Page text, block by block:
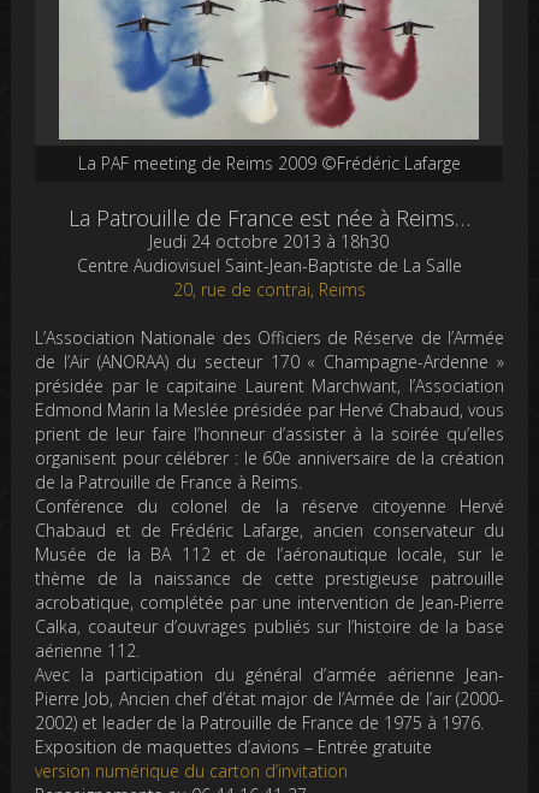
La PAF meeting de Reims 2009 ©Frédéric Lafarge
La Patrouille de France est née à Reims…
Jeudi 24 octobre 2013 à 18h30
Centre Audiovisuel Saint-Jean-Baptiste de La Salle
20, rue de contrai, Reims
L’Association Nationale des Officiers de Réserve de l’Armée
de l’Air (ANORAA) du secteur 170 « Champagne-Ardenne »
présidée par le capitaine Laurent Marchwant, l’Association
Edmond Marin la Meslée présidée par Hervé Chabaud, vous
prient de leur faire l’honneur d’assister à la soirée qu’elles
organisent pour célébrer : le 60e anniversaire de la création
de la Patrouille de France à Reims.
Conférence du colonel de la réserve citoyenne Hervé
Chabaud et de Frédéric Lafarge, ancien conservateur du
Musée de la BA 112 et de l’aéronautique locale, sur le
thème de la naissance de cette prestigieuse patrouille
acrobatique, complétée par une intervention de Jean-Pierre
Calka, coauteur d’ouvrages publiés sur l’histoire de la base
aérienne 112.
Avec la participation du général d’armée aérienne Jean-
Pierre Job, Ancien chef d’état major de l’Armée de l’air (2000-
2002) et leader de la Patrouille de France de 1975 à 1976.
Exposition de maquettes d’avions – Entrée gratuite
version numérique du carton d’invitation